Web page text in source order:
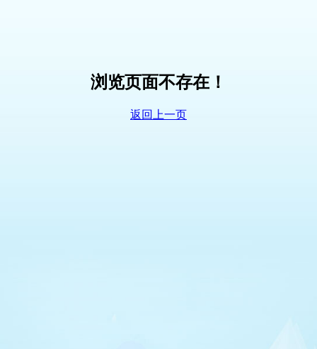
浏览页面不存在！
返回上一页